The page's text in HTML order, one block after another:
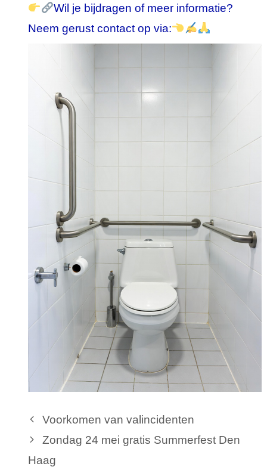
Wil je bijdragen of meer informatie?
Neem gerust contact op via:
Voorkomen van valincidenten
Zondag 24 mei gratis Summerfest Den
Haag